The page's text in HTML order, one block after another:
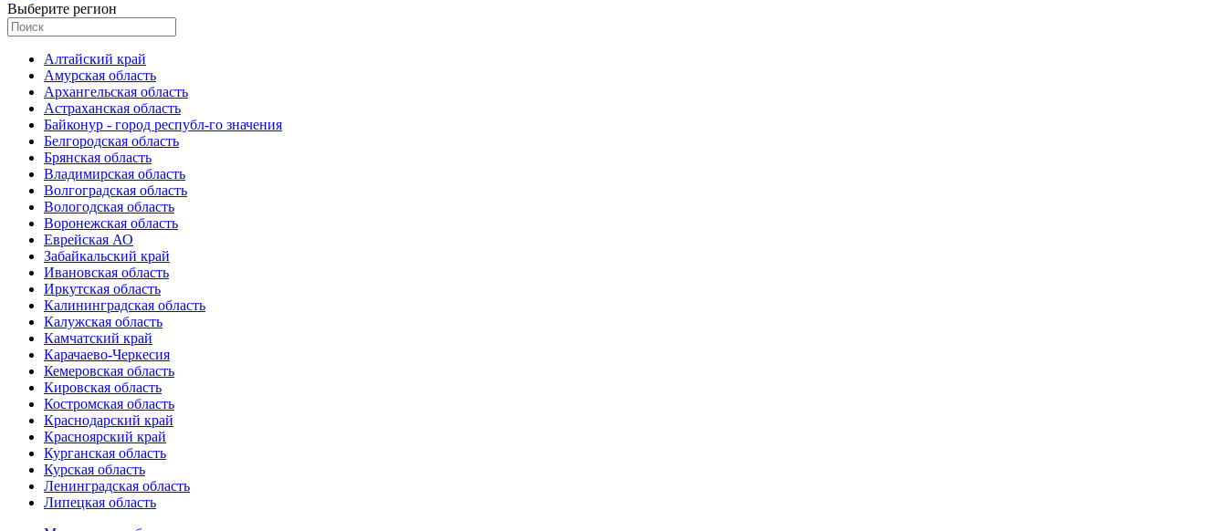
Выберите регион
Алтайский край
Амурская область
Архангельская область
Астраханская область
Байконур - город республ-го значения
Белгородская область
Брянская область
Владимирская область
Волгоградская область
Вологодская область
Воронежская область
Еврейская АО
Забайкальский край
Ивановская область
Иркутская область
Калининградская область
Калужская область
Камчатский край
Карачаево-Черкесия
Кемеровская область
Кировская область
Костромская область
Краснодарский край
Красноярский край
Курганская область
Курская область
Ленинградская область
Липецкая область